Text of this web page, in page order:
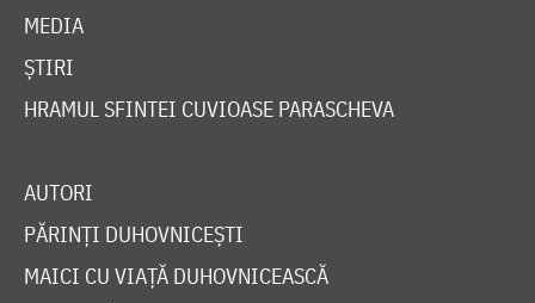
MEDIA
ȘTIRI
HRAMUL SFINTEI CUVIOASE PARASCHEVA
AUTORI
PĂRINȚI DUHOVNICEȘTI
MAICI CU VIAȚĂ DUHOVNICEASCĂ